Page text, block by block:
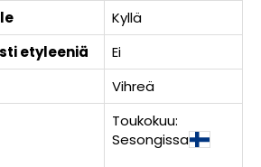
Kyllä
etyleeniä
Ei
Vihreä
Toukokuu:
Sesongissa